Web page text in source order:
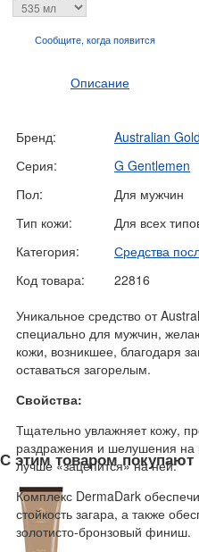
Сообщите, когдапоявится
Описание
Бренд: Australian Gold
Серия:
G Gentlemen
Пол:
Для мужчин
Тип кожи:
Для всех
Категория:
Средства
Код товара:
22816
Уникальное средство от
специально для мужчин,
кожи, возникшее, благодаря
оставаться загорелым.
Свойства:
Тщательно увлажняет кожу,
раздражения и шелушения на
лучше «зацепится» на ней.
Комплекс DermaDark
стойкость загара, а также
золотисто-бронзовый финиш.
С этим товаром покупают